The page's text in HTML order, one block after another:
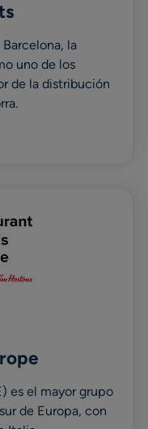
la
uno de los
de la distribución
es el mayor grupo
de Europa, con